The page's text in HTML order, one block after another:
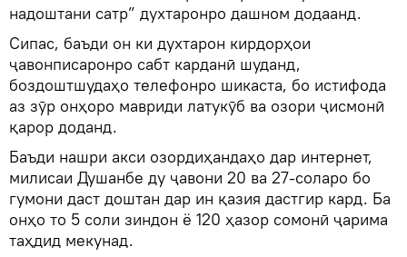
надоштани сатр” духтаронро дашном додаанд.
Сипас, баъди он ки духтарон кирдорҳои
ҷавонписаронро сабт карданӣ шуданд,
боздоштшудаҳо телефонро шикаста, бо истифода
аз зӯр онҳоро мавриди латукӯб ва озори ҷисмонӣ
қарор доданд.
Баъди нашри акси озордиҳандаҳо дар интернет,
милисаи Душанбе ду ҷавони 20 ва 27-соларо бо
гумони даст доштан дар ин қазия дастгир кард. Ба
онҳо то 5 соли зиндон ё 120 ҳазор сомонӣ ҷарима
таҳдид мекунад.